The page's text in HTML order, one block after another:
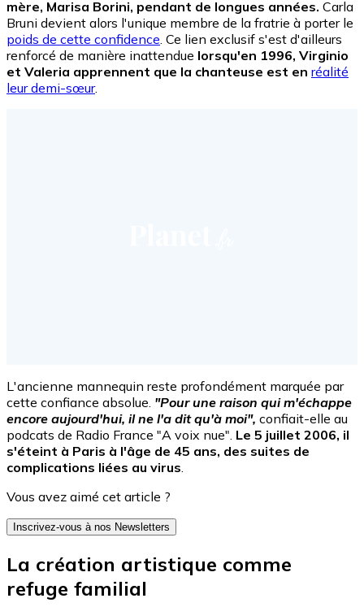
mère, Marisa Borini, pendant de longues années. Carla
Bruni devient alors l'unique membre de la fratrie à porter le
poids de cette confidence. Ce lien exclusif s'est d'ailleurs
renforcé de manière inattendue lorsqu'en 1996, Virginio
et Valeria apprennent que la chanteuse est en réalité
leur demi-sœur.
L'ancienne mannequin reste profondément marquée par
cette confiance absolue. "Pour une raison qui m'échappe
encore aujourd'hui, il ne l'a dit qu'à moi", confiait-elle au
podcats de Radio France "A voix nue". Le 5 juillet 2006, il
s'éteint à Paris à l'âge de 45 ans, des suites de
complications liées au virus.
Vous avez aimé cet article ?
Inscrivez-vous à nos Newsletters
La création artistique comme
refuge familial